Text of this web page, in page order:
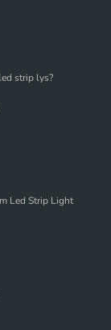
strip lys?
Led Strip Light